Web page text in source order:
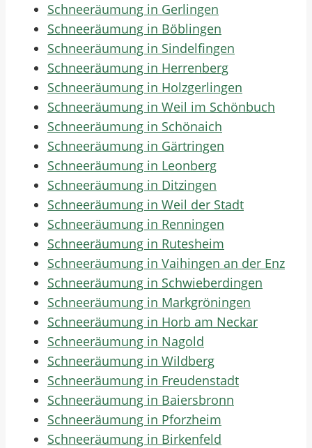
Schneeräumung in Gerlingen
Schneeräumung in Böblingen
Schneeräumung in Sindelfingen
Schneeräumung in Herrenberg
Schneeräumung in Holzgerlingen
Schneeräumung in Weil im Schönbuch
Schneeräumung in Schönaich
Schneeräumung in Gärtringen
Schneeräumung in Leonberg
Schneeräumung in Ditzingen
Schneeräumung in Weil der Stadt
Schneeräumung in Renningen
Schneeräumung in Rutesheim
Schneeräumung in Vaihingen an der Enz
Schneeräumung in Schwieberdingen
Schneeräumung in Markgröningen
Schneeräumung in Horb am Neckar
Schneeräumung in Nagold
Schneeräumung in Wildberg
Schneeräumung in Freudenstadt
Schneeräumung in Baiersbronn
Schneeräumung in Pforzheim
Schneeräumung in Birkenfeld